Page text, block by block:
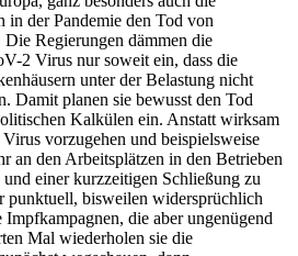
in der Pandemie den Tod von
Regierungen dämmen die
2 Virus nur soweit ein, dass die
unter der Belastung nicht
Damit planen sie bewusst den Tod
Kalkülen ein. Anstatt wirksam
vorzugehen und beispielsweise
an den Arbeitsplätzen in den Betrieben
einer kurzzeitigen Schließung zu
punktuell, bisweilen widersprüchlich
die aber ungenügend
Mal wiederholen sie die